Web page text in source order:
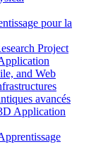
pour la
Project
and Web
avancés
Application